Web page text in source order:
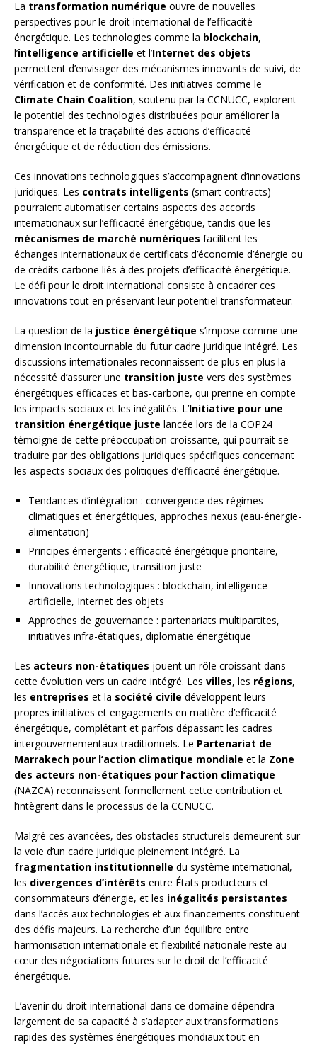
La transformation numérique ouvre de nouvelles
perspectives pour le droit international de l’efficacité
énergétique. Les technologies comme la blockchain,
l’intelligence artificielle et l’Internet des objets
permettent d’envisager des mécanismes innovants de suivi, de
vérification et de conformité. Des initiatives comme le
Climate Chain Coalition, soutenu par la CCNUCC, explorent
le potentiel des technologies distribuées pour améliorer la
transparence et la traçabilité des actions d’efficacité
énergétique et de réduction des émissions.
Ces innovations technologiques s’accompagnent d’innovations
juridiques. Les contrats intelligents (smart contracts)
pourraient automatiser certains aspects des accords
internationaux sur l’efficacité énergétique, tandis que les
mécanismes de marché numériques facilitent les
échanges internationaux de certificats d’économie d’énergie ou
de crédits carbone liés à des projets d’efficacité énergétique.
Le défi pour le droit international consiste à encadrer ces
innovations tout en préservant leur potentiel transformateur.
La question de la justice énergétique s’impose comme une
dimension incontournable du futur cadre juridique intégré. Les
discussions internationales reconnaissent de plus en plus la
nécessité d’assurer une transition juste vers des systèmes
énergétiques efficaces et bas-carbone, qui prenne en compte
les impacts sociaux et les inégalités. L’Initiative pour une
transition énergétique juste lancée lors de la COP24
témoigne de cette préoccupation croissante, qui pourrait se
traduire par des obligations juridiques spécifiques concernant
les aspects sociaux des politiques d’efficacité énergétique.
Tendances d’intégration : convergence des régimes
climatiques et énergétiques, approches nexus (eau-énergie-
alimentation)
Principes émergents : efficacité énergétique prioritaire,
durabilité énergétique, transition juste
Innovations technologiques : blockchain, intelligence
artificielle, Internet des objets
Approches de gouvernance : partenariats multipartites,
initiatives infra-étatiques, diplomatie énergétique
Les acteurs non-étatiques jouent un rôle croissant dans
cette évolution vers un cadre intégré. Les villes, les régions,
les entreprises et la société civile développent leurs
propres initiatives et engagements en matière d’efficacité
énergétique, complétant et parfois dépassant les cadres
intergouvernementaux traditionnels. Le Partenariat de
Marrakech pour l’action climatique mondiale et la Zone
des acteurs non-étatiques pour l’action climatique
(NAZCA) reconnaissent formellement cette contribution et
l’intègrent dans le processus de la CCNUCC.
Malgré ces avancées, des obstacles structurels demeurent sur
la voie d’un cadre juridique pleinement intégré. La
fragmentation institutionnelle du système international,
les divergences d’intérêts entre États producteurs et
consommateurs d’énergie, et les inégalités persistantes
dans l’accès aux technologies et aux financements constituent
des défis majeurs. La recherche d’un équilibre entre
harmonisation internationale et flexibilité nationale reste au
cœur des négociations futures sur le droit de l’efficacité
énergétique.
L’avenir du droit international dans ce domaine dépendra
largement de sa capacité à s’adapter aux transformations
rapides des systèmes énergétiques mondiaux tout en